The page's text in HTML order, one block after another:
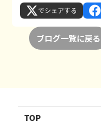
でシェアする
ブログ一覧に戻る
TOP